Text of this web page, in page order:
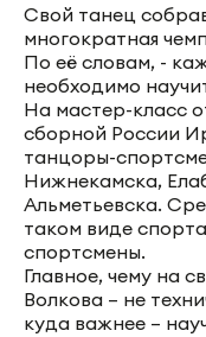
Свой танец
многократная
По её словам, -
необходимо
На мастер-класс
сборной России
танцоры-
Нижнекамска,
Альметьевска.
таком виде
спортсмены.
Главное, чему на
Волкова – не
куда важнее –